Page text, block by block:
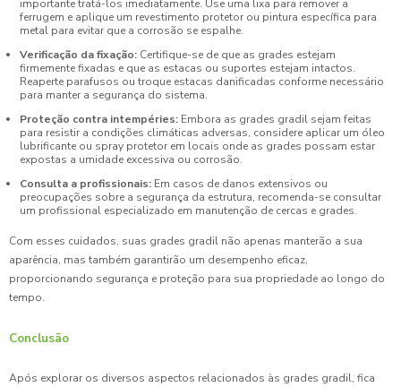
importante tratá-los imediatamente. Use uma lixa para remover a
ferrugem e aplique um revestimento protetor ou pintura específica para
metal para evitar que a corrosão se espalhe.
Verificação da fixação: Certifique-se de que as grades estejam
firmemente fixadas e que as estacas ou suportes estejam intactos.
Reaperte parafusos ou troque estacas danificadas conforme necessário
para manter a segurança do sistema.
Proteção contra intempéries: Embora as grades gradil sejam feitas
para resistir a condições climáticas adversas, considere aplicar um óleo
lubrificante ou spray protetor em locais onde as grades possam estar
expostas a umidade excessiva ou corrosão.
Consulta a profissionais: Em casos de danos extensivos ou
preocupações sobre a segurança da estrutura, recomenda-se consultar
um profissional especializado em manutenção de cercas e grades.
Com esses cuidados, suas grades gradil não apenas manterão a sua
aparência, mas também garantirão um desempenho eficaz,
proporcionando segurança e proteção para sua propriedade ao longo do
tempo.
Conclusão
Após explorar os diversos aspectos relacionados às grades gradil, fica